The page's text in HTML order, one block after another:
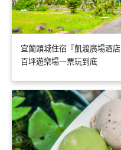
宜蘭頭城住宿『凱渡廣場酒
百坪遊樂場一票玩到底